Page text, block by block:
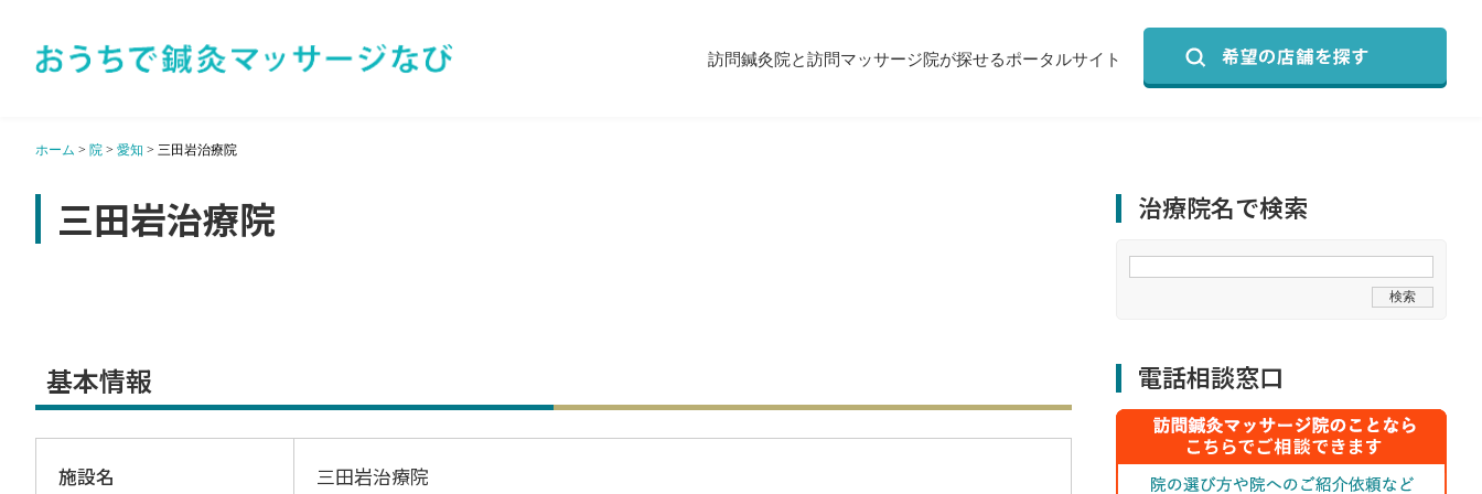
訪問鍼灸院と訪問マッサージ院が探せるポータルサイト
ホーム > 院 > 愛知 > 三田岩治療院
三田岩治療院
基本情報
施設名 三田岩治療院
治療院名で検索
電話相談窓口